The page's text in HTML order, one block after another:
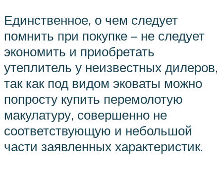
Единственное, о чем следует
помнить при покупке – не следует
экономить и приобретать
утеплитель у неизвестных дилеров,
так как под видом эковаты можно
попросту купить перемолотую
макулатуру, совершенно не
соответствующую и небольшой
части заявленных характеристик.